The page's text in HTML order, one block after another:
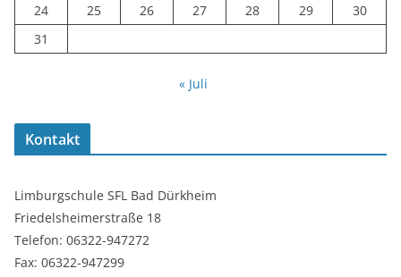
24
25 26 27 28 29
30
31
« Juli
Kontakt
Limburgschule SFL Bad Dürkheim
Friedelsheimerstraße 18
Telefon: 06322-947272
Fax: 06322-947299